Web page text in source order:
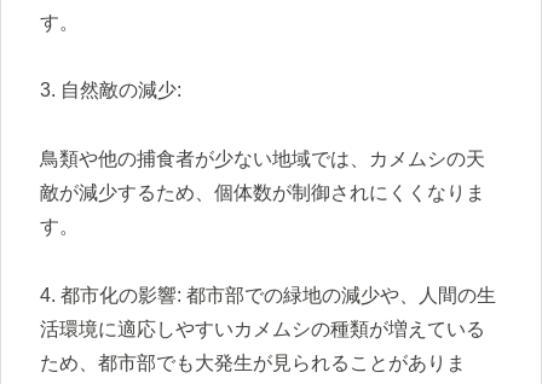
す。
3. 自然敵の減少:
鳥類や他の捕食者が少ない地域では、カメムシの天
敵が減少するため、個体数が制御されにくくなりま
す。
4. 都市化の影響: 都市部での緑地の減少や、人間の生
活環境に適応しやすいカメムシの種類が増えている
ため、都市部でも大発生が見られることがありま